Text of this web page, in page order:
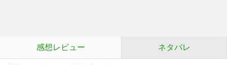
感想レビュー ネタバレ